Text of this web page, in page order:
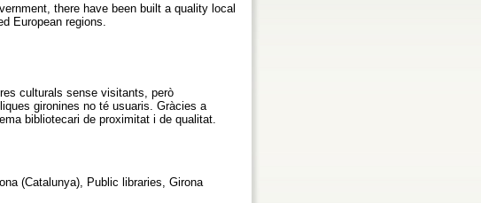
there have been built a quality local
European regions.
culturals sense visitants, però
gironines no té usuaris. Gràcies a
bibliotecari de proximitat i de qualitat.
(Catalunya), Public libraries, Girona